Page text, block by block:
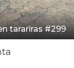
tarariras #299